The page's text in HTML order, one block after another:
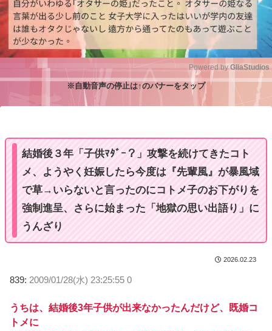
Powered by GliaStudios
※自動音声の停止は↑のバナーをタップ
結婚後３年「子供ﾏﾀﾞｰ？」攻撃を続けてきたコト
メ、ようやく妊娠したら今度は『先輩風』が暴風域
で草→いらないと言ったのにコトメ子のお下がりを
強制進呈、さらに始まった「地獄の思い出語り」に
うんざり
2026.02.23
839: 2009/01/28(水) 23:25:55 0
うちは、結婚後3年子供が出来なかったんだけど、既婚コ
トメに